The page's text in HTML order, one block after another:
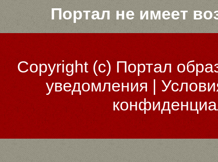
Портал не имеет
Copyright (c)Портал
уведомления |